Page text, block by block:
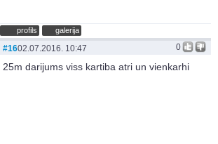
profils galerija
0
#1602.07.2016. 10:47
25m darijums viss kartiba atri un vienkarhi